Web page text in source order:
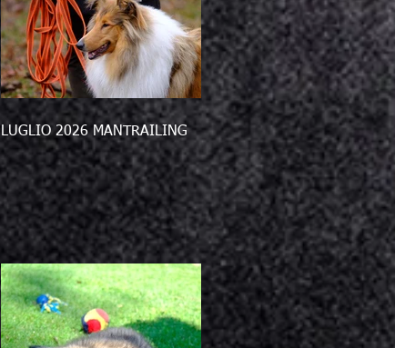
LUGLIO 2026 MANTRAILING